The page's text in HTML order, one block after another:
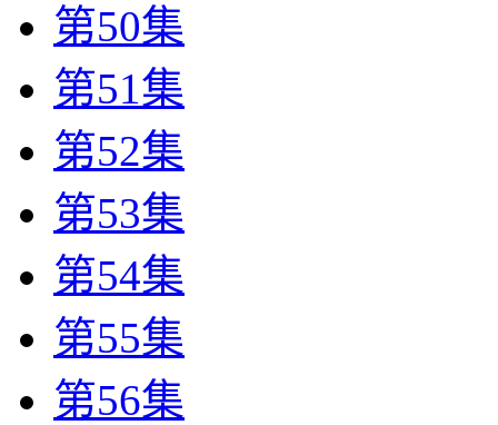
第50集
第51集
第52集
第53集
第54集
第55集
第56集